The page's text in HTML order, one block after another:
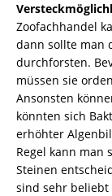
Zoofachhandel
dann sollte man
durchforsten.
müssen sie
Ansonsten
könnten sich
erhöhter
Regel kann man
Steinen
sind sehr beliebt